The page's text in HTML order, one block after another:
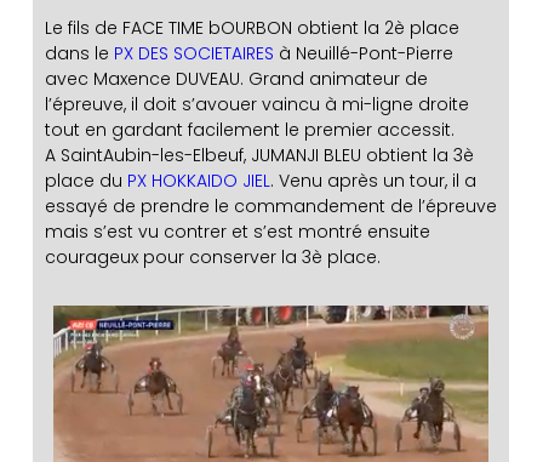
Le fils de FACE TIME bOURBON obtient la 2è place
dans le PX DES SOCIETAIRES à Neuillé-Pont-Pierre
avec Maxence DUVEAU. Grand animateur de
l’épreuve, il doit s’avouer vaincu à mi-ligne droite
tout en gardant facilement le premier accessit.
A SaintAubin-les-Elbeuf, JUMANJI BLEU obtient la 3è
place du PX HOKKAIDO JIEL. Venu après un tour, il a
essayé de prendre le commandement de l’épreuve
mais s’est vu contrer et s’est montré ensuite
courageux pour conserver la 3è place.